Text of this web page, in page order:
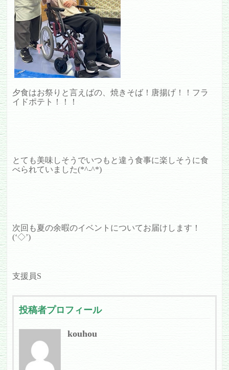
夕食はお祭りと言えばの、焼きそば！唐揚げ！！フラ
イドポテト！！！
とても美味しそうでいつもと違う食事に楽しそうに食
べられていました(*^-^*)
次回も夏の余暇のイベントについてお届けします！
(‘◇’)ゞ
支援員S
投稿者プロフィール
kouhou